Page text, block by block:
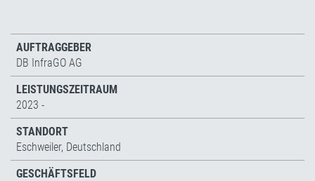
AUFTRAGGEBER
DB InfraGO AG
LEISTUNGSZEITRAUM
2023 -
STANDORT
Eschweiler, Deutschland
GESCHÄFTSFELD